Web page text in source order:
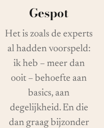
Gespot
Het is zoals de experts
al hadden voorspeld:
ik heb – meer dan
ooit – behoefte aan
basics, aan
degelijkheid. En die
dan graag bijzonder